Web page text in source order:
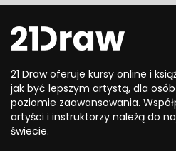
21 Draw oferuje kursy online i
jak być lepszym artystą, dla
poziomie zaawansowania.
artyści i instruktorzy należą do
świecie.